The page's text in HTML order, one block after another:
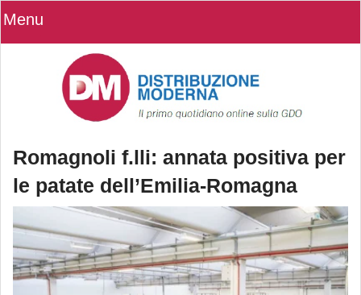
Menu
Romagnoli f.lli: annata positiva per
le patate dell’Emilia-Romagna